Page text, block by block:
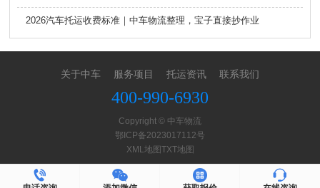
2026汽车托运收费标准｜中车物流整理，宝子直接抄作业
关于中车 服务项目 托运资讯 联系我们
400-990-6930
Copyright © 中车物流
鄂ICP备2023017112号
XML地图TXT地图